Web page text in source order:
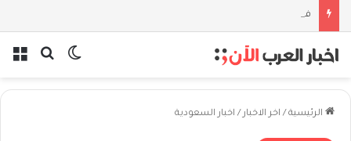
فلسفة الخيط والموج: نصف قرن في مدرسة البحر مع غسان المزيدي
بحثالوضع
الرئيسية / اخر الاخبار / اخبار السعودية